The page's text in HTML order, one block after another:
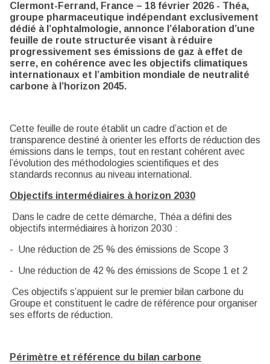
Clermont-Ferrand, France – 18 février 2026 - Théa,
groupe pharmaceutique indépendant exclusivement
dédié à l’ophtalmologie, annonce l’élaboration d’une
feuille de route structurée visant à réduire
progressivement ses émissions de gaz à effet de
serre, en cohérence avec les objectifs climatiques
internationaux et l’ambition mondiale de neutralité
carbone à l’horizon 2045.
Cette feuille de route établit un cadre d’action et de
transparence destiné à orienter les efforts de réduction des
émissions dans le temps, tout en restant cohérent avec
l’évolution des méthodologies scientifiques et des
standards reconnus au niveau international.
Objectifs intermédiaires à horizon 2030
Dans le cadre de cette démarche, Théa a défini des
objectifs intermédiaires à horizon 2030 :
- Une réduction de 25 % des émissions de Scope 3
- Une réduction de 42 % des émissions de Scope 1 et 2
Ces objectifs s’appuient sur le premier bilan carbone du
Groupe et constituent le cadre de référence pour organiser
ses efforts de réduction.
Périmètre et référence du bilan carbone